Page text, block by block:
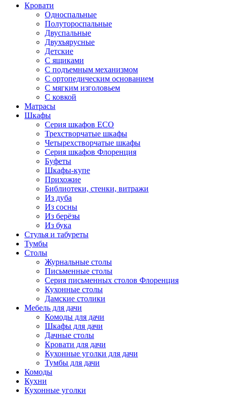
Кровати
Односпальные
Полутороспальные
Двуспальные
Двухъярусные
Детские
С ящиками
С подъемным механизмом
С ортопедическим основанием
С мягким изголовьем
С ковкой
Матрасы
Шкафы
Серия шкафов ECO
Трехстворчатые шкафы
Четырехстворчатые шкафы
Серия шкафов Флоренция
Буфеты
Шкафы-купе
Прихожие
Библиотеки, стенки, витражи
Из дуба
Из сосны
Из берёзы
Из бука
Стулья и табуреты
Тумбы
Столы
Журнальные столы
Письменные столы
Серия письменных столов Флоренция
Кухонные столы
Дамские столики
Мебель для дачи
Комоды для дачи
Шкафы для дачи
Дачные столы
Кровати для дачи
Кухонные уголки для дачи
Тумбы для дачи
Комоды
Кухни
Кухонные уголки